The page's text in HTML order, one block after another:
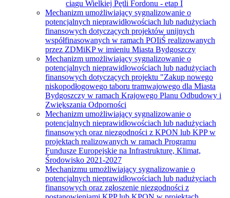
ciągu Wielkiej Pętli Fordonu - etap I
Mechanizm umożliwiający sygnalizowanie o
potencjalnych nieprawidłowościach lub nadużyciach
finansowych dotyczących projektów unijnych
współfinasowanych w ramach POIiŚ realizowanych
przez ZDMiKP w imieniu Miasta Bydgoszczy
Mechanizm umożliwiający sygnalizowanie o
potencjalnych nieprawidłowościach lub nadużyciach
finansowych dotyczących projektu "Zakup nowego
niskopodłogowego taboru tramwajowego dla Miasta
Bydgoszczy w ramach Krajowego Planu Odbudowy i
Zwiększania Odporności
Mechanizm umożliwiający sygnalizowanie o
potencjalnych nieprawidłowościach lub nadużyciach
finansowych oraz niezgodności z KPON lub KPP w
projektach realizowanych w ramach Programu
Fundusze Europejskie na Infrastrukturę, Klimat,
Środowisko 2021-2027
Mechanizmu umożliwiający sygnalizowanie o
potencjalnych nieprawidłowościach lub nadużyciach
finansowych oraz zgłoszenie niezgodności z